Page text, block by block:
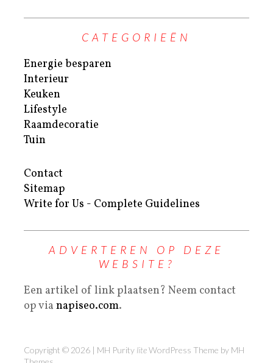
CATEGORIEËN
Energie besparen
Interieur
Keuken
Lifestyle
Raamdecoratie
Tuin
Contact
Sitemap
Write for Us - Complete Guidelines
ADVERTEREN OP DEZE
WEBSITE?
Een artikel of link plaatsen? Neem contact
op via napiseo.com.
Copyright © 2026 | MH Purity liteWordPress Theme by MH